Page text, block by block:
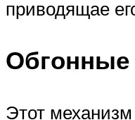
приводящае
Этот механизм